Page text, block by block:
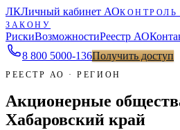
ЛКЛичный кабинет АОКОНТРОЛЬ
ЗАКОНУ
РискиВозможностиРеестр АО
8 800 5000-136Получить доступ
РЕЕСТР АО · РЕГИОН
Акционерные
Хабаровский край